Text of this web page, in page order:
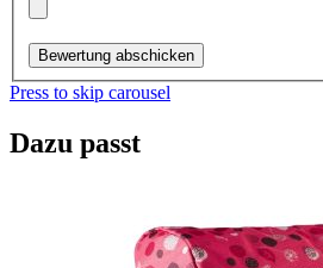
Bewertung abschicken
Press to skip carousel
Dazu passt